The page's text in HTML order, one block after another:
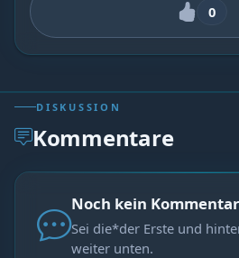
0
DISKUSSION
Kommentare
Noch kein Kommentar
Sei die*der Erste und
weiter unten.